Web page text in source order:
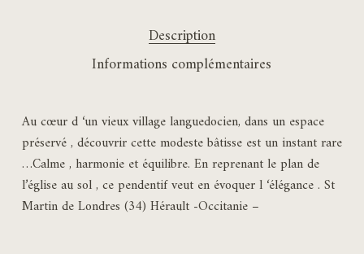
Description
Informations complémentaires
Au cœur d ‘un vieux village languedocien, dans un espace
préservé , découvrir cette modeste bâtisse est un instant rare
…Calme , harmonie et équilibre. En reprenant le plan de
l’église au sol , ce pendentif veut en évoquer l ‘élégance . St
Martin de Londres (34) Hérault -Occitanie –